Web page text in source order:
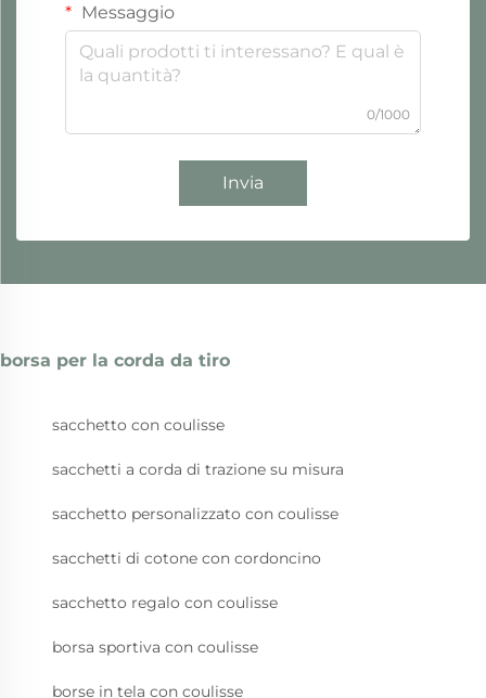
Messaggio
0/1000
Invia
borsa per la corda da tiro
sacchetto con coulisse
sacchetti a corda di trazione su misura
sacchetto personalizzato con coulisse
sacchetti di cotone con cordoncino
sacchetto regalo con coulisse
borsa sportiva con coulisse
borse in tela con coulisse